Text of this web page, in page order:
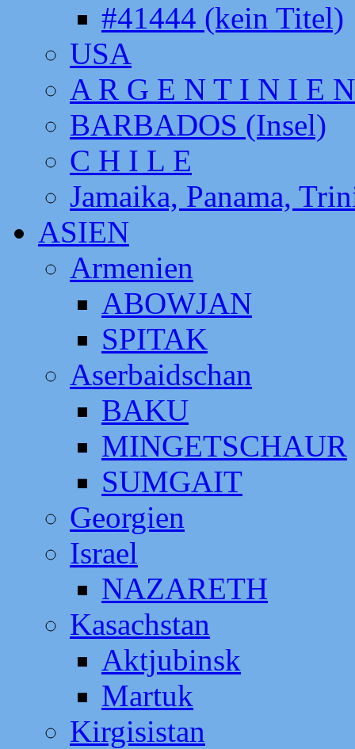
#41444 (kein Titel)
USA
A R G E N T I N I E N
BARBADOS (Insel)
C H I L E
Jamaika, Panama,
ASIEN
Armenien
ABOWJAN
SPITAK
Aserbaidschan
BAKU
MINGETSCHAUR
SUMGAIT
Georgien
Israel
NAZARETH
Kasachstan
Aktjubinsk
Martuk
Kirgisistan